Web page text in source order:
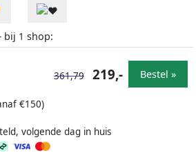
bij 1 shop:
€150)
volgende dag in huis
361,79 219,- Bestel »